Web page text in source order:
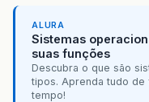
ALURA
Sistemas
suas funções
Descubra o que são
tipos. Aprenda tudo de
tempo!